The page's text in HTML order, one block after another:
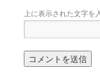
上に表示された文字を